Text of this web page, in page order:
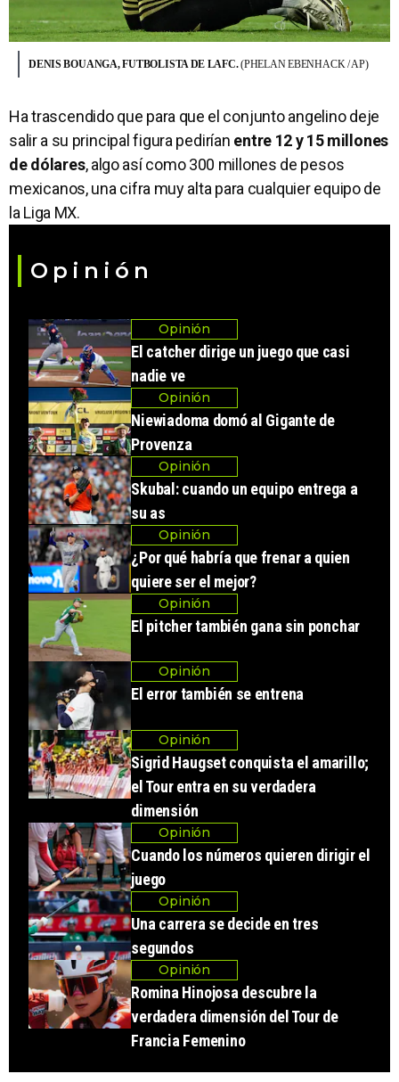
DENIS BOUANGA, FUTBOLISTA DE LAFC.(PHELAN EBENHACK / AP)
Ha trascendido que para que el conjunto angelino deje
salir a su principal figura pedirían entre 12 y 15 millones
de dólares, algo así como 300 millones de pesos
mexicanos, una cifra muy alta para cualquier equipo de
la Liga MX.
Opinión
Opinión
El catcher dirige un juego que casi
nadie ve
Opinión
Niewiadoma domó al Gigante de
Provenza
Opinión
Skubal: cuando un equipo entrega a
su as
Opinión
¿Por qué habría que frenar a quien
quiere ser el mejor?
Opinión
El pitcher también gana sin ponchar
Opinión
El error también se entrena
Opinión
Sigrid Haugset conquista el amarillo;
el Tour entra en su verdadera
dimensión
Opinión
Cuando los números quieren dirigir el
juego
Opinión
Una carrera se decide en tres
segundos
Opinión
Romina Hinojosa descubre la
verdadera dimensión del Tour de
Francia Femenino